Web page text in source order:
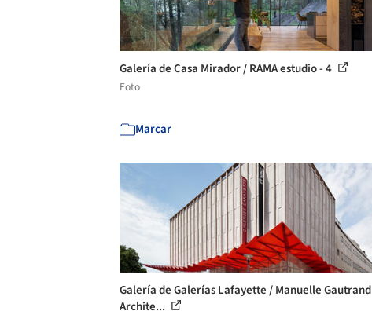
Galería de Casa Mirador / RAMA estudio - 4
Foto
Marcar
Galería de Galerías Lafayette / Manuelle Gautrand
Archite...